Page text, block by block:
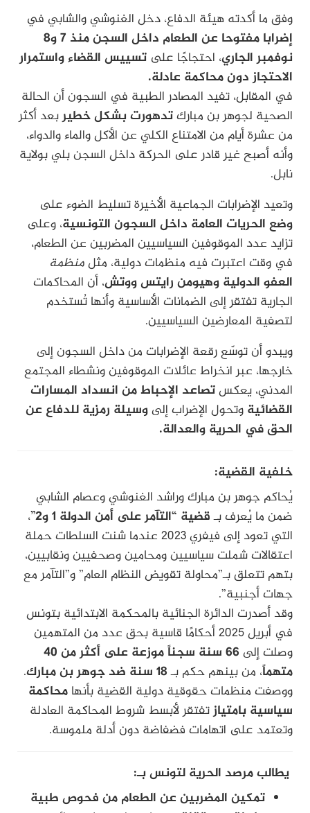
وفق ما أكدته هيئة الدفاع، دخل الغنوشي والشابي في
إضرابا مفتوحا عن الطعام داخل السجن منذ 7 و8
نوفمبر الجاري، احتجاجًا على تسييس القضاء واستمرار
الاحتجاز دون محاكمة عادلة.
في المقابل، تفيد المصادر الطبية في السجون أن الحالة
الصحية لجوهر بن مباركتدهورت بشكل خطيربعد أكثر
من عشرة أيام من الامتناع الكلي عن الأكل والماء والدواء،
وأنه أصبح غير قادر على الحركة داخل السجن بلي بولاية
نابل.
وتعيد الإضرابات الجماعية الأخيرة تسليط الضوء على
وضع الحريات العامة داخل السجون التونسية، وعلى
تزايد عدد الموقوفين السياسيين المضربين عن الطعام،
في وقت اعتبرت فيه منظمات دولية، مثلمنظمة
العفو الدولية وهيومن رايتس ووتش، أن المحاكمات
الجارية تفتقر إلى الضمانات الأساسية وأنها تُستخدم
لتصفية المعارضين السياسيين.
ويبدو أن توسّع رقعة الإضرابات من داخل السجون إلى
خارجها، عبر انخراط عائلات الموقوفين ونشطاء المجتمع
المدني، يعكستصاعد الإحباط من انسداد المسارات
القضائية وتحول الإضراب إلىوسيلة رمزية للدفاع عن
الحق في الحرية والعدالة.
خلفية القضية:
يُحاكم جوهر بن مبارك وراشد الغنوشي وعصام الشابي
ضمن ما يُعرف بـقضية “التآمر على أمن الدولة 1 و2”
،
التي تعود إلى فيفري 2023 عندما شنت السلطات حملة
اعتقالات شملت سياسيين ومحامين وصحفيين ونقابيين،
بتهم تتعلق بـ”محاولة تقويض النظام العام” و”التآمر مع
جهات أجنبية”.
وقد أصدرت الدائرة الجنائية بالمحكمة الابتدائية بتونس
في أبريل 2025 أحكامًا قاسية بحق عدد من المتهمين
وصلت إلى
66 سنة سجناً موزعة على أكثر من 40
متهماً، من بينهم حكم بـ18 سنة ضد جوهر بن مبارك
.
ووصفت منظمات حقوقية دولية القضية بأنها محاكمة
سياسية بامتيازتفتقر لأبسط شروط المحاكمة العادلة
وتعتمد على اتهامات فضفاضة دون أدلة ملموسة.
يطالب مرصد الحرية لتونس بـ:
تمكين المضربين عن الطعام من فحوص طبية